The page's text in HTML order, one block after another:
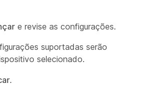
e revise as configurações.
suportadas serão
selecionado.
.